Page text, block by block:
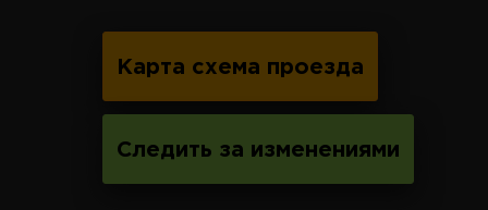
Карта схема проезда
Следить за изменениями